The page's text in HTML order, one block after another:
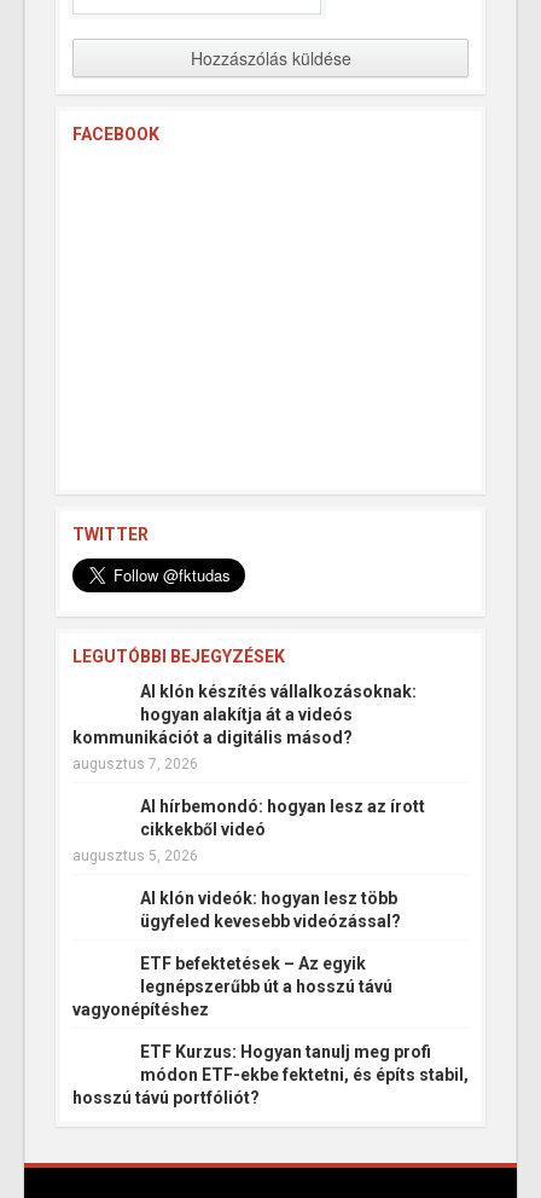
FACEBOOK
TWITTER
LEGUTÓBBI BEJEGYZÉSEK
AI klón készítés vállalkozásoknak:
hogyan alakítja át a videós
kommunikációt a digitális másod?
augusztus 7, 2026
AI hírbemondó: hogyan lesz az írott
cikkekből videó
augusztus 5, 2026
AI klón videók: hogyan lesz több
ügyfeled kevesebb videózással?
ETF befektetések – Az egyik
legnépszerűbb út a hosszú távú
vagyonépítéshez
ETF Kurzus: Hogyan tanulj meg profi
módon ETF-ekbe fektetni, és építs stabil,
hosszú távú portfóliót?